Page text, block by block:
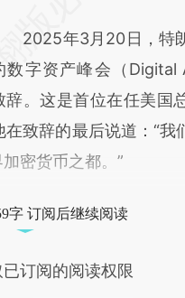
2025年3月20日，特朗
数字资产峰会（Digital
辞。这是首位在任美国
在致辞的最后说道：“我
密货币之都。”
字 订阅后继续阅读
订阅的阅读权限